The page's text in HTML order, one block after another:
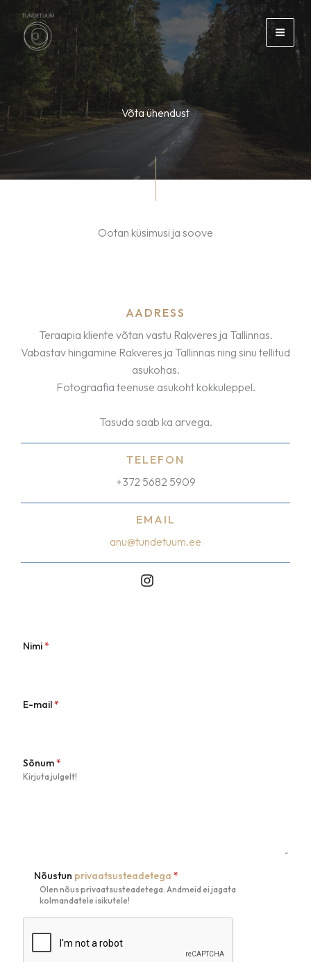
content
Võta ühendust
Ootan küsimusi ja soove
AADRESS
Teraapia kliente võtan vastu Rakveres ja Tallinnas.
Vabastav hingamine Rakveres ja Tallinnas ning sinu tellitud
asukohas.
Fotograafia teenuse asukoht kokkuleppel.
Tasuda saab ka arvega.
TELEFON
+372 5682 5909
EMAIL
anu@tundetuum.ee
Nimi*
E-mail*
Sõnum*
Kirjuta julgelt!
Nõustun privaatsusteadetega *
Olen nõus privaatsusteadetega. Andmeid ei jagata
kolmandatele isikutele!